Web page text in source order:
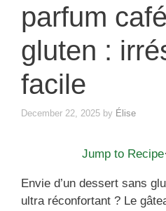
parfum
gluten :
facile
December 22, 2025 by Élise
Jump to Recipe·
Envie d’un dessert sans
ultra réconfortant ? Le